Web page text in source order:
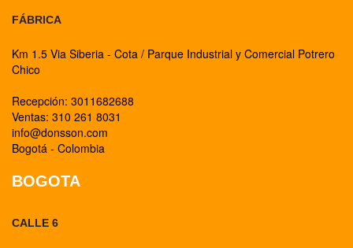
FÁBRICA
Km 1.5 Via Siberia - Cota / Parque Industrial y Comercial Potrero
Chico
Recepción: 3011682688
Ventas: 310 261 8031
info@donsson.com
Bogotá - Colombia
BOGOTA
CALLE 6